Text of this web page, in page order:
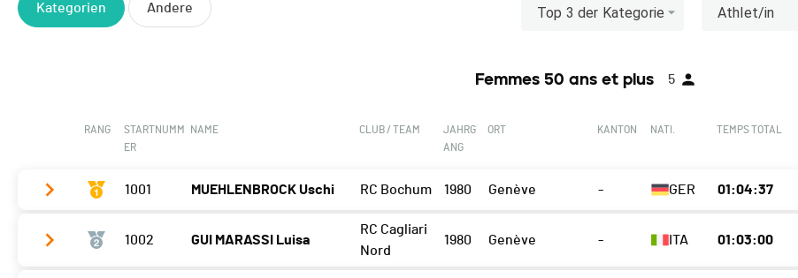
Kategorien Andere Top 3 der Kategorie Athlet/in
Femmes 50 ans et plus 5
RANG
STARTNUMM
ER
NAME CLUB / TEAM
JAHRG
ANG
ORT KANTON NATI. TEMPS TOTAL
1001 MUEHLENBROCK Uschi RC Bochum 1980 Genève - GER 01:04:37
Meilleur tour 04'09 (1)
1002 GUI MARASSI Luisa
RC Cagliari
Nord
1980 Genève - ITA 01:03:00